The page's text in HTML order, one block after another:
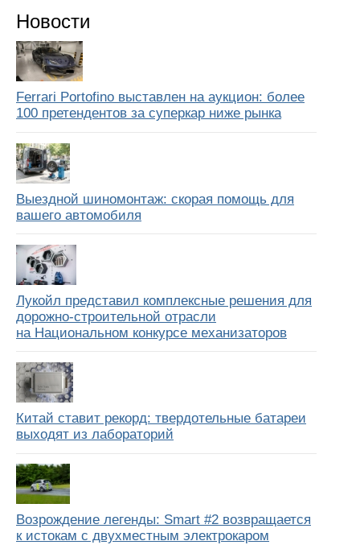
Новости
Ferrari Portofino выставлен на аукцион: более
100 претендентов за суперкар ниже рынка
Выездной шиномонтаж: скорая помощь для
вашего автомобиля
Лукойл представил комплексные решения для
дорожно-строительной отрасли
на Национальном конкурсе механизаторов
Китай ставит рекорд: твердотельные батареи
выходят из лабораторий
Возрождение легенды: Smart #2 возвращается
к истокам с двухместным электрокаром